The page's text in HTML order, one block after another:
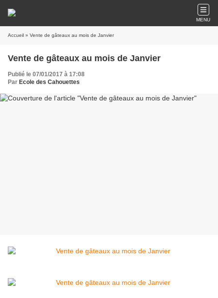
MENU
Accueil » Vente de gâteaux au mois de Janvier
Vente de gâteaux au mois de Janvier
Publié le 07/01/2017 à 17:08
Par Ecole des Cahouettes